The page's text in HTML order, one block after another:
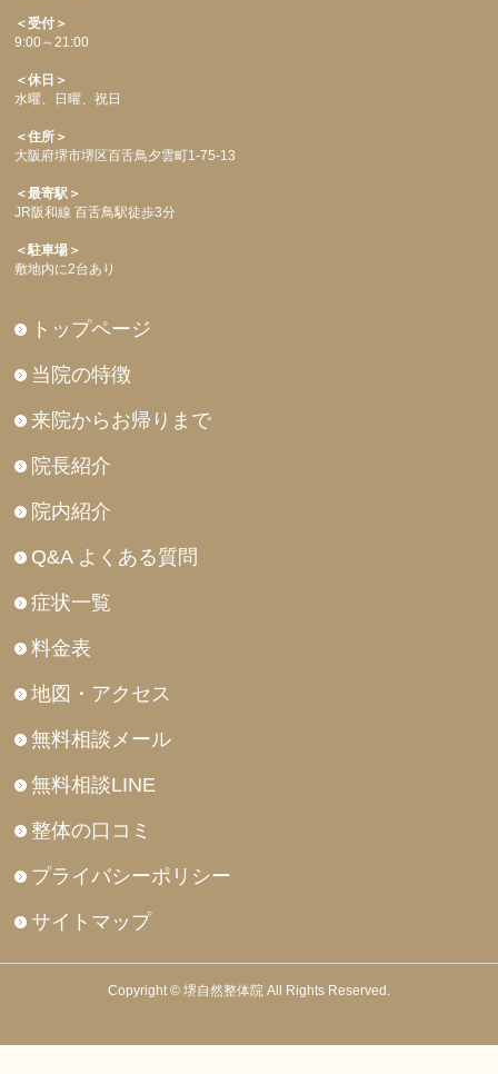
＜受付＞
9:00～21:00
＜休日＞
水曜、日曜、祝日
＜住所＞
大阪府堺市堺区百舌鳥夕雲町1-75-13
＜最寄駅＞
JR阪和線 百舌鳥駅徒歩3分
＜駐車場＞
敷地内に2台あり
トップページ
当院の特徴
来院からお帰りまで
院長紹介
院内紹介
Q&A よくある質問
症状一覧
料金表
地図・アクセス
無料相談メール
無料相談LINE
整体の口コミ
プライバシーポリシー
サイトマップ
Copyright © 堺自然整体院 All Rights Reserved.